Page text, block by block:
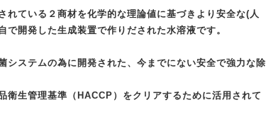
れている２商材を化学的な理論値に基づきより安全な(人
開発した生成装置で作りだされた水溶液です。
システムの為に開発された、今までにない安全で強力な除
衛生管理基準（HACCP）をクリアするために活用されて